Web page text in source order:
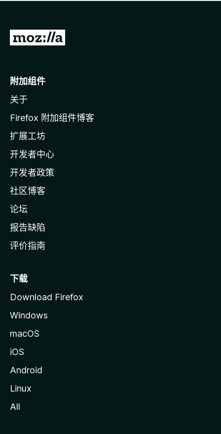
无
转
o
i
l
a
主
页
附加组件
关于
Firefox 附加组件博客
扩展工坊
开发者中心
开发者政策
社区博客
论坛
报告缺陷
评价指南
下载
Download Firefox
Windows
macOS
iOS
Android
Linux
All